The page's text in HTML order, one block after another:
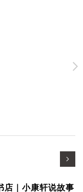
店｜小康轩说故事